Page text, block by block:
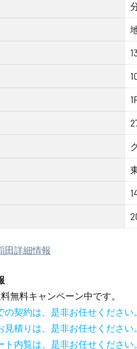
田詳細情報
無料キャンペーン中です。
の契約は、是非お任せください。
見積りは、是非お任せください。
ト内覧は、是非お任せください。